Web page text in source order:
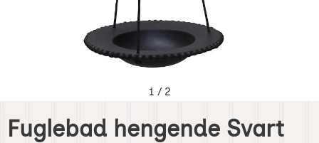
1 / 2
Fuglebad hengende Svart